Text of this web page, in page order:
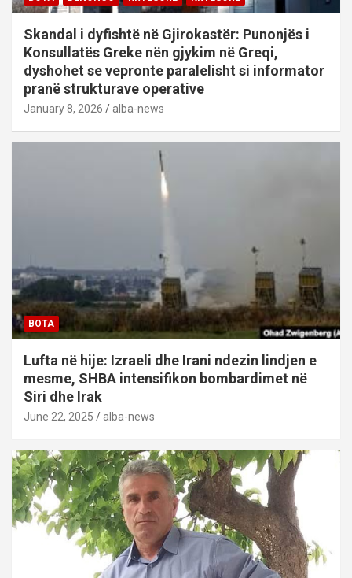
Skandal i dyfishtë në Gjirokastër: Punonjës i
Konsullatës Greke nën gjykim në Greqi,
dyshohet se vepronte paralelisht si informator
pranë strukturave operative
January 8, 2026 alba-news
BOTA
Lufta në hije: Izraeli dhe Irani ndezin lindjen e
mesme, SHBA intensifikon bombardimet në
Siri dhe Irak
June 22, 2025 alba-news